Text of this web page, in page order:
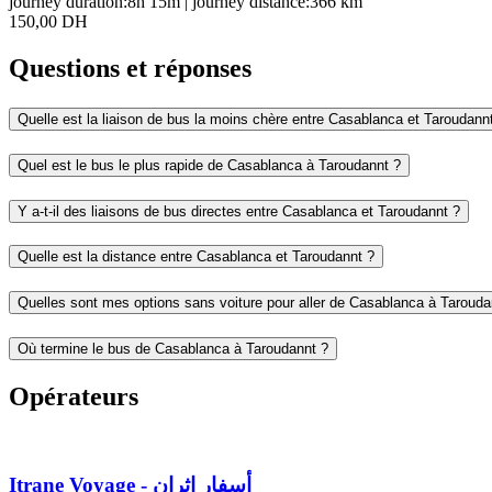
150,00 DH
Questions et réponses
Quelle est la liaison de bus la moins chère entre Casablanca et
Quel est le bus le plus rapide de Casablanca à Taroudannt ?
Y a-t-il des liaisons de bus directes entre Casablanca et Taroudannt ?
Quelle est la distance entre Casablanca et Taroudannt ?
Quelles sont mes options sans voiture pour aller de Casablanca à
Où termine le bus de Casablanca à Taroudannt ?
Opérateurs
Itrane Voyage - أسفار إثران